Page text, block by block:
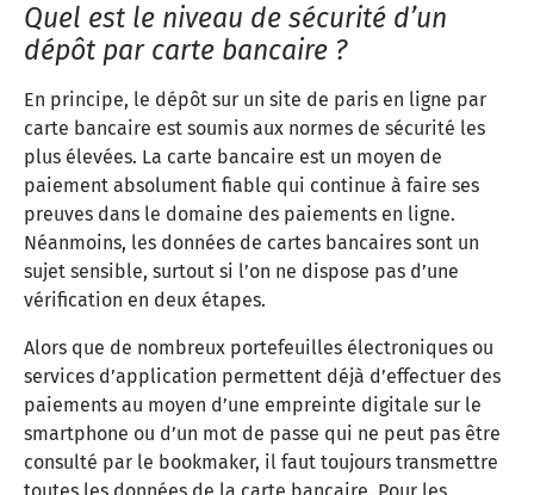
Quel est le niveau de sécurité d’un
dépôt par carte bancaire ?
En principe, le dépôt sur un site de paris en ligne par
carte bancaire est soumis aux normes de sécurité les
plus élevées. La carte bancaire est un moyen de
paiement absolument fiable qui continue à faire ses
preuves dans le domaine des paiements en ligne.
Néanmoins, les données de cartes bancaires sont un
sujet sensible, surtout si l’on ne dispose pas d’une
vérification en deux étapes.
Alors que de nombreux portefeuilles électroniques ou
services d’application permettent déjà d’effectuer des
paiements au moyen d’une empreinte digitale sur le
smartphone ou d’un mot de passe qui ne peut pas être
consulté par le bookmaker, il faut toujours transmettre